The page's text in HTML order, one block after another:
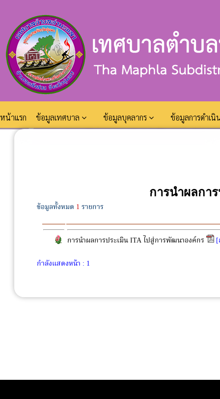
หน้าแรก ข้อมูลเทศบาล ข้อมูลบุคลากร ข้อมูลการดำเ
การนำผลกา
ข้อมูลทั้งหมด 1 รายการ
การนำผลการประเมิน ITA ไปสู่การพัฒนาองค์กร [
กำลังแสดงหน้า : 1